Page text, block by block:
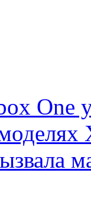
One